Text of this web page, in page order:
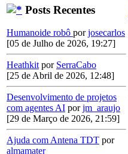
Posts Recentes
Humanoide robô porjosecarlos
[05 de Julho de 2026, 19:27]
Heathkit por SerraCabo
[25 de Abril de 2026, 12:48]
Desenvolvimento de projetos
com agentes AI porjm_araujo
[29 de Março de 2026, 21:59]
Ajuda com Antena TDT por
almamater